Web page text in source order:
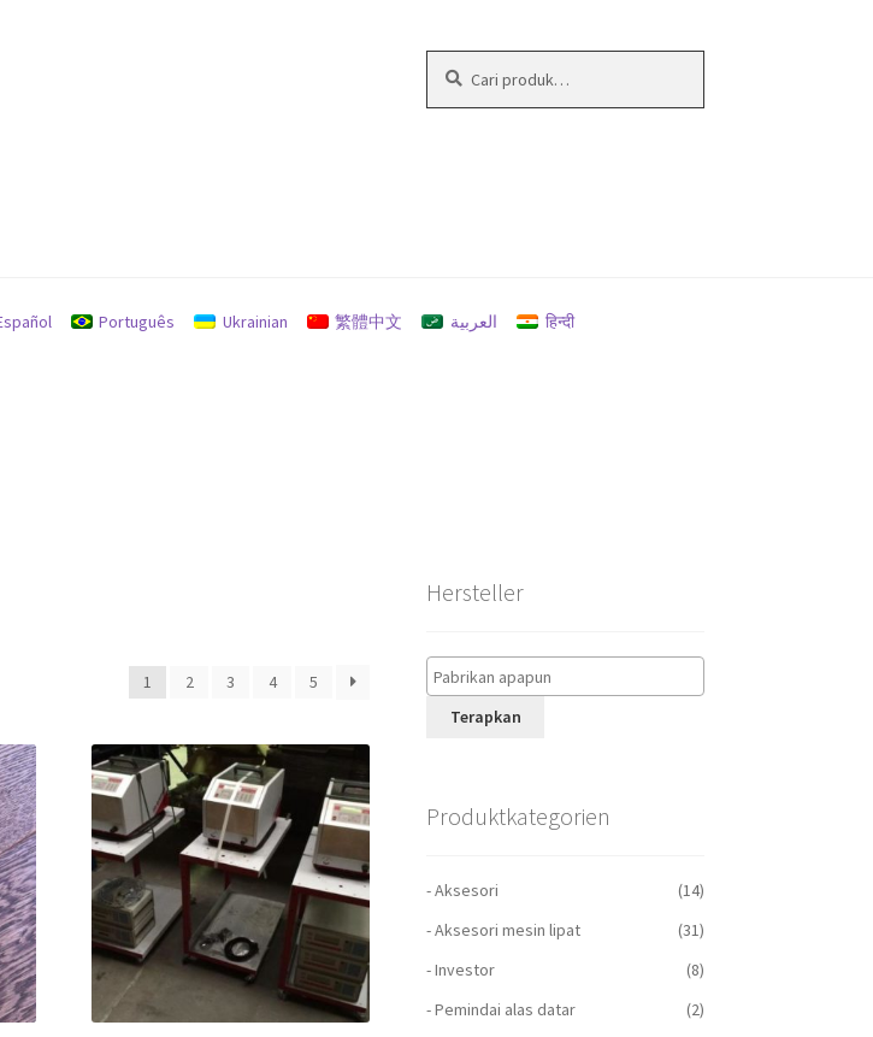
untuk:
Português Ukrainian 繁體中文 العربية
हिन्दी
1 2 3 4 5
Hersteller
Terapkan
Produktkategorien
- Aksesori
(14)
- Aksesori mesin lipat
(31)
- Investor
(8)
- Pemindai alas datar
(2)